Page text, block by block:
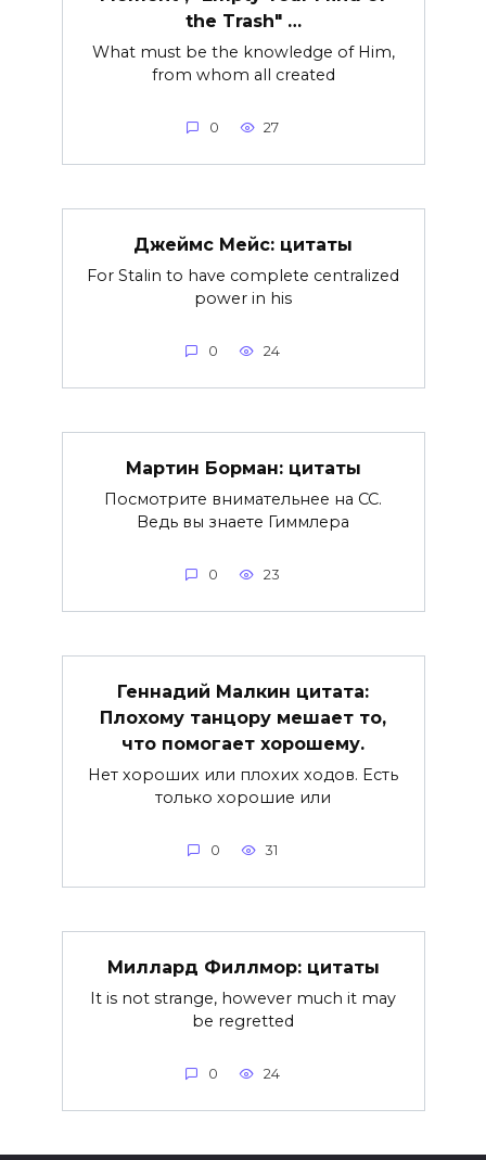
the Trash" …
What must be the knowledge of Him,
from whom all created
0 27
Джеймс Мейс: цитаты
For Stalin to have complete centralized
power in his
0 24
Мартин Борман: цитаты
Посмотрите внимательнее на СС.
Ведь вы знаете Гиммлера
0 23
Геннадий Малкин цитата:
Плохому танцору мешает то,
что помогает хорошему.
Нет хороших или плохих ходов. Есть
только хорошие или
0 31
Миллард Филлмор: цитаты
It is not strange, however much it may
be regretted
0 24